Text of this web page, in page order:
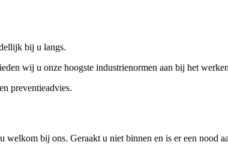
bij u langs.
wij u onze hoogste industrienormen aan bij het
preventieadvies.
bij ons. Geraakt u niet binnen en is er een nood